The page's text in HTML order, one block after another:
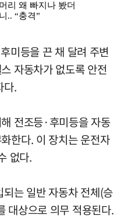
미등을 끈 채 달려 주변
자동차가 없도록 안전
다.
전조등·후미등을 자동
한다. 이 장치는 운전자
없다.
는 일반 자동차 전체(승
대상으로 의무 적용된다.